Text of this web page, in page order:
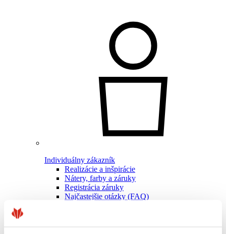
Individuálny zákazník
Realizácie a inšpirácie
Nátery, farby a záruky
Registrácia záruky
Najčastejšie otázky (FAQ)